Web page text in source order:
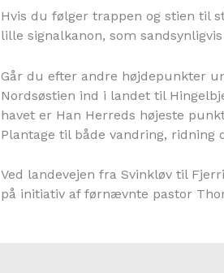
Hvis du følger trappen og stien til
lille signalkanon, som
Går du efter andre højdepunkter
Nordsøstien ind i landet til
havet er Han Herreds højeste
Plantage til både vandring, ridning
Ved landevejen fra Svinkløv til
på initiativ af førnævnte pastor